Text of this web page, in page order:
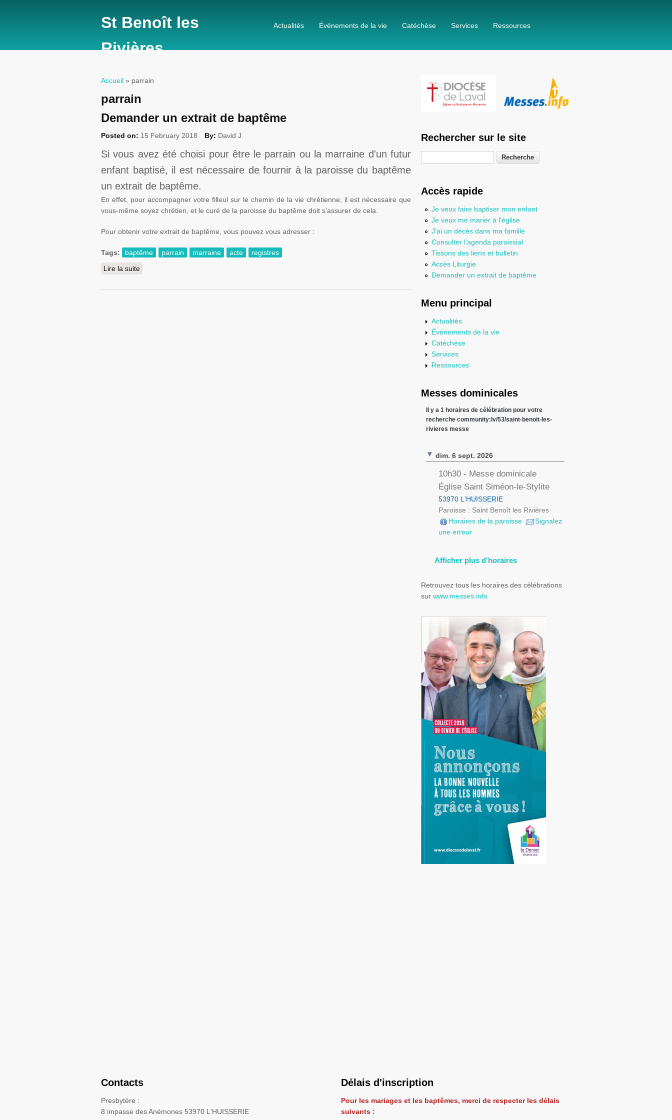
St Benoît les
Rivières
Actualités Événements de la vie Catéchèse Services Ressources
Vous êtes ici
Accueil » parrain
parrain
Demander un extrait de baptême
Posted on: 15 February 2018 By: David J
Si vous avez été choisi pour être le parrain ou la marraine d'un futur
enfant baptisé, il est nécessaire de fournir à la paroisse du baptême
un extrait de baptême.
En effet, pour accompagner votre filleul sur le chemin de la vie chrétienne, il est nécessaire que
vous-même soyez chrétien, et le curé de la paroisse du baptême doit s'assurer de cela.
Pour obtenir votre extrait de baptême, vous pouvez vous adresser :
Tags: baptême parrain marraine acte
registres
Lire la suite
Rechercher sur le site
Accès rapide
Je veux faire baptiser mon enfant
Je veux me marier à l'église
J'ai un décès dans ma famille
Consulter l'agenda paroissial
Tissons des liens et bulletin
Accès Liturgie
Demander un extrait de baptême
Menu principal
Actualités
Événements de la vie
Catéchèse
Services
Ressources
Messes dominicales
Il y a 1 horaires de célébration pour votre
recherche community:lv/53/saint-benoit-les-
rivieres messe
dim. 6 sept. 2026
10h30 - Messe dominicale
Église Saint Siméon-le-Stylite
53970 L'HUISSERIE
Paroisse : Saint Benoît les Rivières
Horaires de la paroisse
Signalez
une erreur
Afficher plus d'horaires
Retrouvez tous les horaires des célébrations
sur www.messes.info
Contacts
Presbytère :
8 impasse des Anémones 53970 L'HUISSERIE
Délais d'inscription
Pour les mariages et les baptêmes, merci de respecter les délais
suivants :